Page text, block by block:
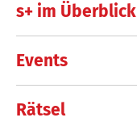
s+ im Überblick
Events
Rätsel